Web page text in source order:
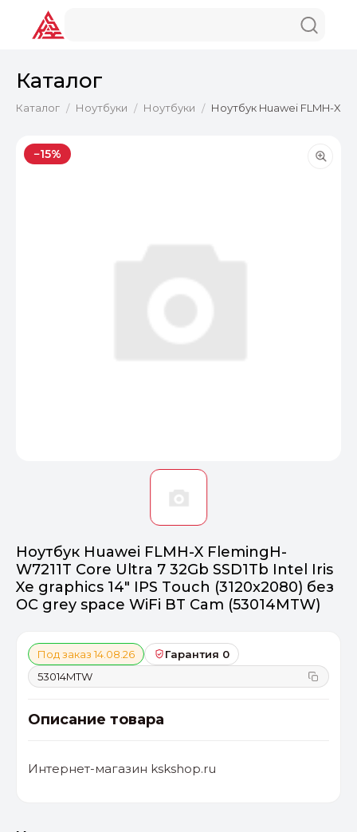
Каталог
Каталог / Ноутбуки / Ноутбуки / Ноутбук Huawei FLMH-X
−15%
Ноутбук Huawei FLMH-X FlemingH-
W7211T Core Ultra 7 32Gb SSD1Tb Intel Iris
Xe graphics 14" IPS Touch (3120x2080) без
ОС grey space WiFi BT Cam (53014MTW)
Под заказ 14.08.26
Гарантия 0
53014MTW
Описание товара
Интернет-магазин kskshop.ru